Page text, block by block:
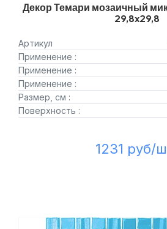
Декор Темари мозаичный
29,8x29,8
Артикул
Применение :
Применение :
Применение :
Размер, см :
Поверхность :
1231 руб/